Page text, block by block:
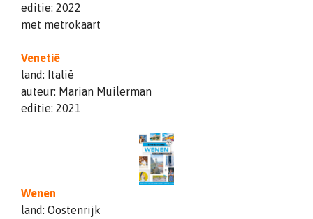
editie: 2022
met metrokaart
Venetië
land: Italië
auteur: Marian Muilerman
editie: 2021
Wenen
land: Oostenrijk